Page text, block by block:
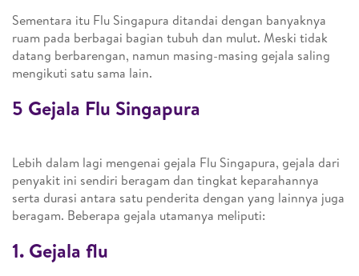
Sementara itu Flu Singapura ditandai dengan banyaknya
ruam pada berbagai bagian tubuh dan mulut. Meski tidak
datang berbarengan, namun masing-masing gejala saling
mengikuti satu sama lain.
5 Gejala Flu Singapura
Lebih dalam lagi mengenai gejala Flu Singapura, gejala dari
penyakit ini sendiri beragam dan tingkat keparahannya
serta durasi antara satu penderita dengan yang lainnya juga
beragam. Beberapa gejala utamanya meliputi:
1. Gejala flu